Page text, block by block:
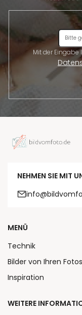
NEHMEN SIE MIT
MENÜ
Technik
Bilder von Ihren Fotos
Inspiration
WEITERE